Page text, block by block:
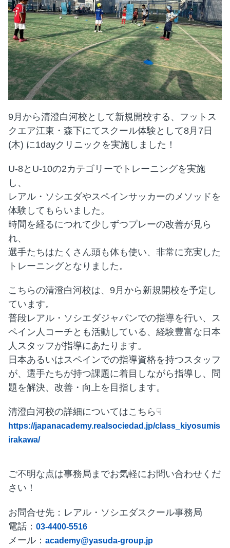
9月から清澄白河校として新規開校する、フットス
クエア江東・森下にてスクール体験として8月7日
(木) に1dayクリニックを実施しました！
U-8とU-10の2カテゴリーでトレーニングを実施
し、
レアル・ソシエダやスペインサッカーのメソッドを
体験してもらいました。
時間を経るにつれて少しずつプレーの改善が見ら
れ、
選手たちはたくさん頭も体も使い、非常に充実した
トレーニングとなりました。
こちらの清澄白河校は、9月から新規開校を予定し
ています。
普段レアル・ソシエダジャパンでの指導を行い、ス
ペイン人コーチとも活動している、経験豊富な日本
人スタッフが指導にあたります。
日本あるいはスペインでの指導資格を持つスタッフ
が、選手たちが持つ課題に着目しながら指導し、問
題を解決、改善・向上を目指します。
清澄白河校の詳細についてはこちら☟
https://japanacademy.realsociedad.jp/class_kiyosumis
irakawa/
ご不明な点は事務局までお気軽にお問い合わせくだ
さい！
お問合せ先：レアル・ソシエダスクール事務局
電話： 03-4400-5516
メール： academy@yasuda-group.jp